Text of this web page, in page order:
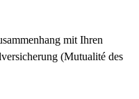
mit Ihren
(Mutualité des